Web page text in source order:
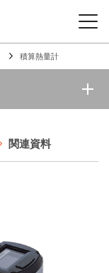
積算熱量計
関連資料